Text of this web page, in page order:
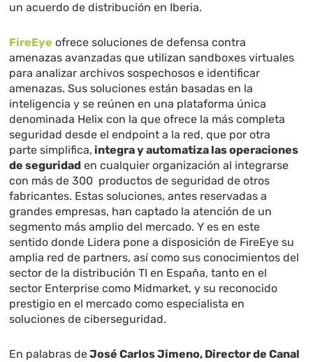
un acuerdo de distribución en Iberia.
FireEye ofrece soluciones de defensa contra
amenazas avanzadas que utilizan sandboxes virtuales
para analizar archivos sospechosos e identificar
amenazas. Sus soluciones están basadas en la
inteligencia y se reúnen en una plataforma única
denominada Helix con la que ofrece la más completa
seguridad desde el endpoint a la red, que por otra
parte simplifica, integra y automatiza las operaciones
de seguridad en cualquier organización al integrarse
con más de 300 productos de seguridad de otros
fabricantes. Estas soluciones, antes reservadas a
grandes empresas, han captado la atención de un
segmento más amplio del mercado. Y es en este
sentido donde Lidera pone a disposición de FireEye su
amplia red de partners, así como sus conocimientos del
sector de la distribución TI en España, tanto en el
sector Enterprise como Midmarket, y su reconocido
prestigio en el mercado como especialista en
soluciones de ciberseguridad.
En palabras deJosé Carlos Jimeno, Director de Canal